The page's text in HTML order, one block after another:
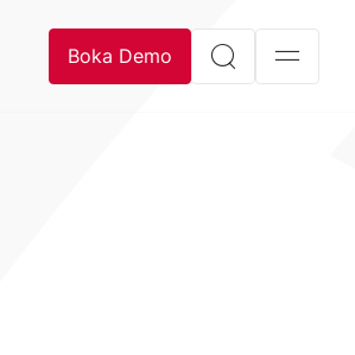
Boka Demo